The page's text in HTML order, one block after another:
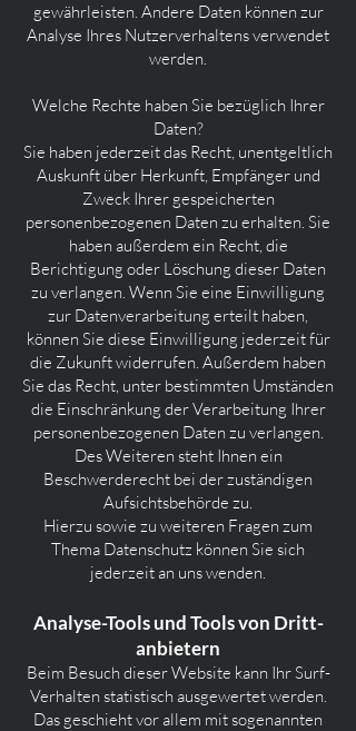
gewährleisten. Andere Daten können zur
Analyse Ihres Nutzerverhaltens verwendet
werden.
Welche Rechte haben Sie bezüglich Ihrer
Daten?
Sie haben jederzeit das Recht, unentgeltlich
Auskunft über Herkunft, Empfänger und
Zweck Ihrer gespeicherten
personenbezogenen Daten zu erhalten. Sie
haben außerdem ein Recht, die
Berichtigung oder Löschung dieser Daten
zu verlangen. Wenn Sie eine Einwilligung
zur Datenverarbeitung erteilt haben,
können Sie diese Einwilligung jederzeit für
die Zukunft widerrufen. Außerdem haben
Sie das Recht, unter bestimmten Umständen
die Einschränkung der Verarbeitung Ihrer
personenbezogenen Daten zu verlangen.
Des Weiteren steht Ihnen ein
Beschwerderecht bei der zuständigen
Aufsichtsbehörde zu.
Hierzu sowie zu weiteren Fragen zum
Thema Datenschutz können Sie sich
jederzeit an uns wenden.
Analyse-Tools und Tools von Dritt­
anbietern
Beim Besuch dieser Website kann Ihr Surf-
Verhalten statistisch ausgewertet werden.
Das geschieht vor allem mit sogenannten